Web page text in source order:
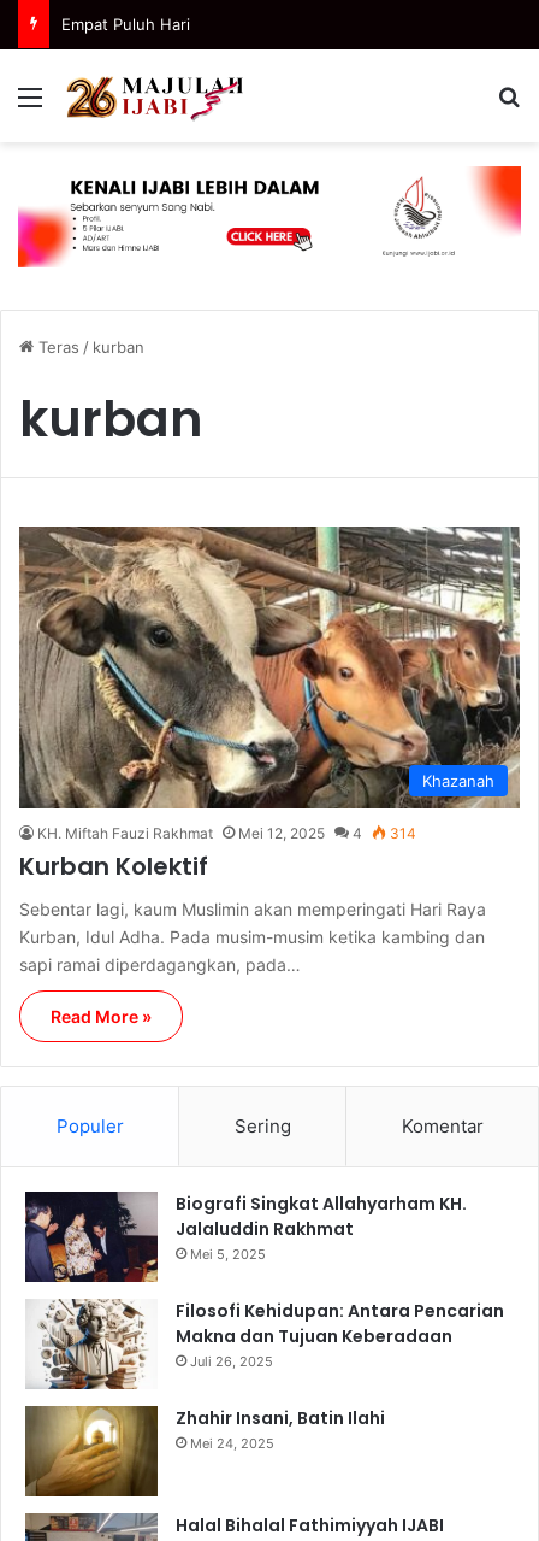
Empat Puluh Hari
Menu
Teras / kurban
kurban
Khazanah
KH. Miftah Fauzi Rakhmat Mei 12, 2025 4 314
Kurban Kolektif
Sebentar lagi, kaum Muslimin akan memperingati Hari Raya
Kurban, Idul Adha. Pada musim-musim ketika kambing dan
sapi ramai diperdagangkan, pada…
Read More »
Populer Sering Komentar
Biografi Singkat Allahyarham KH.
Jalaluddin Rakhmat
Mei 5, 2025
Filosofi Kehidupan: Antara Pencarian
Makna dan Tujuan Keberadaan
Juli 26, 2025
Zhahir Insani, Batin Ilahi
Mei 24, 2025
Halal Bihalal Fathimiyyah IJABI